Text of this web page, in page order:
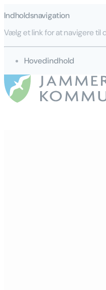
Indholdsnavigation
Vælg et link for at navigere til
gå til
Hovedindhold